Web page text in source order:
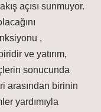
açısı sunmuyor.
,
ve yatırım,
sonucunda
arasından birinin
yardımıyla